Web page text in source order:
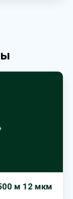
м 12 мкм